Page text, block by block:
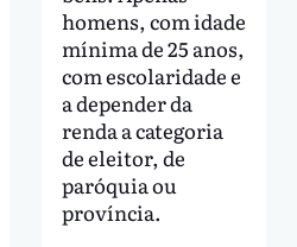
homens, com idade
mínima de 25 anos,
com escolaridade e
a depender da
renda a categoria
de eleitor, de
paróquia ou
província.